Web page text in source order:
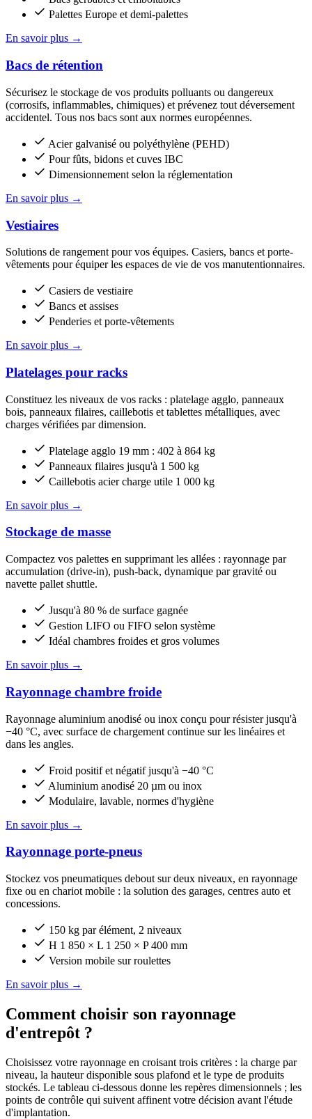
Palettes Europe et demi-palettes
En savoir plus →
Bacs de rétention
Sécurisez le stockage de vos produits polluants ou dangereux
(corrosifs, inflammables, chimiques) et prévenez tout déversement
accidentel. Tous nos bacs sont aux normes européennes.
Acier galvanisé ou polyéthylène (PEHD)
Pour fûts, bidons et cuves IBC
Dimensionnement selon la réglementation
En savoir plus →
Vestiaires
Solutions de rangement pour vos équipes. Casiers, bancs et porte-
vêtements pour équiper les espaces de vie de vos manutentionnaires.
Casiers de vestiaire
Bancs et assises
Penderies et porte-vêtements
En savoir plus →
Platelages pour racks
Constituez les niveaux de vos racks : platelage agglo, panneaux
bois, panneaux filaires, caillebotis et tablettes métalliques, avec
charges vérifiées par dimension.
Platelage agglo 19 mm : 402 à 864 kg
Panneaux filaires jusqu'à 1 500 kg
Caillebotis acier charge utile 1 000 kg
En savoir plus →
Stockage de masse
Compactez vos palettes en supprimant les allées : rayonnage par
accumulation (drive-in), push-back, dynamique par gravité ou
navette pallet shuttle.
Jusqu'à 80 % de surface gagnée
Gestion LIFO ou FIFO selon système
Idéal chambres froides et gros volumes
En savoir plus →
Rayonnage chambre froide
Rayonnage aluminium anodisé ou inox conçu pour résister jusqu'à
−40 °C, avec surface de chargement continue sur les linéaires et
dans les angles.
Froid positif et négatif jusqu'à −40 °C
Aluminium anodisé 20 µm ou inox
Modulaire, lavable, normes d'hygiène
En savoir plus →
Rayonnage porte-pneus
Stockez vos pneumatiques debout sur deux niveaux, en rayonnage
fixe ou en chariot mobile : la solution des garages, centres auto et
concessions.
150 kg par élément, 2 niveaux
H 1 850 × L 1 250 × P 400 mm
Version mobile sur roulettes
En savoir plus →
Comment choisir son rayonnage
d'entrepôt ?
Choisissez votre rayonnage en croisant trois critères : la charge par
niveau, la hauteur disponible sous plafond et le type de produits
stockés. Le tableau ci-dessous donne les repères dimensionnels ; les
points de contrôle qui suivent affinent votre décision avant l'étude
d'implantation.